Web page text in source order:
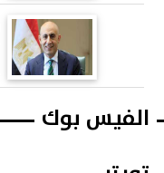
الفيس بوك